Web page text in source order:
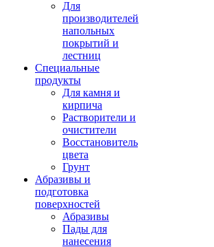
Для
производителей
напольных
покрытий и
лестниц
Специальные
продукты
Для камня и
кирпича
Растворители и
очистители
Восстановитель
цвета
Грунт
Абразивы и
подготовка
поверхностей
Абразивы
Пады для
нанесения